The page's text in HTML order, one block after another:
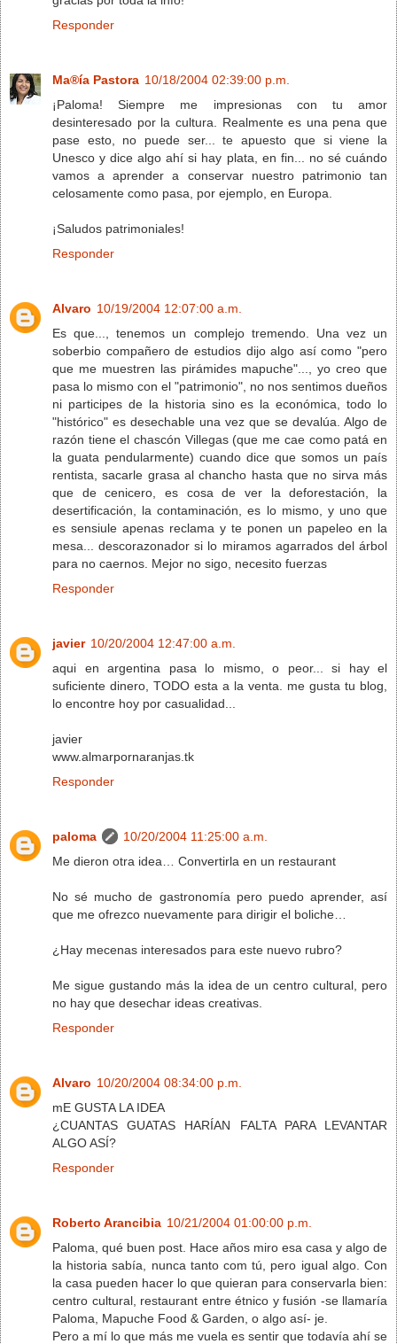
Responder
Ma®ía Pastora 10/18/2004 02:39:00 p.m.
¡Paloma! Siempre me impresionas con tu amor
desinteresado por la cultura. Realmente es una pena que
pase esto, no puede ser... te apuesto que si viene la
Unesco y dice algo ahí si hay plata, en fin... no sé cuándo
vamos a aprender a conservar nuestro patrimonio tan
celosamente como pasa, por ejemplo, en Europa.
¡Saludos patrimoniales!
Responder
Alvaro 10/19/2004 12:07:00 a.m.
Es que..., tenemos un complejo tremendo. Una vez un
soberbio compañero de estudios dijo algo así como "pero
que me muestren las pirámides mapuche"..., yo creo que
pasa lo mismo con el "patrimonio", no nos sentimos dueños
ni participes de la historia sino es la económica, todo lo
"histórico" es desechable una vez que se devalúa. Algo de
razón tiene el chascón Villegas (que me cae como patá en
la guata pendularmente) cuando dice que somos un país
rentista, sacarle grasa al chancho hasta que no sirva más
que de cenicero, es cosa de ver la deforestación, la
desertificación, la contaminación, es lo mismo, y uno que
es sensiule apenas reclama y te ponen un papeleo en la
mesa... descorazonador si lo miramos agarrados del árbol
para no caernos. Mejor no sigo, necesito fuerzas
Responder
javier 10/20/2004 12:47:00 a.m.
aqui en argentina pasa lo mismo, o peor... si hay el
suficiente dinero, TODO esta a la venta. me gusta tu blog,
lo encontre hoy por casualidad...
javier
www.almarpornaranjas.tk
Responder
paloma
10/20/2004 11:25:00 a.m.
Me dieron otra idea… Convertirla en un restaurant
No sé mucho de gastronomía pero puedo aprender, así
que me ofrezco nuevamente para dirigir el boliche…
¿Hay mecenas interesados para este nuevo rubro?
Me sigue gustando más la idea de un centro cultural, pero
no hay que desechar ideas creativas.
Responder
Alvaro 10/20/2004 08:34:00 p.m.
mE GUSTA LA IDEA
¿CUANTAS GUATAS HARÍAN FALTA PARA LEVANTAR
ALGO ASÍ?
Responder
Roberto Arancibia 10/21/2004 01:00:00 p.m.
Paloma, qué buen post. Hace años miro esa casa y algo de
la historia sabía, nunca tanto com tú, pero igual algo. Con
la casa pueden hacer lo que quieran para conservarla bien:
centro cultural, restaurant entre étnico y fusión -se llamaría
Paloma, Mapuche Food & Garden, o algo así- je.
Pero a mí lo que más me vuela es sentir que todavía ahí se